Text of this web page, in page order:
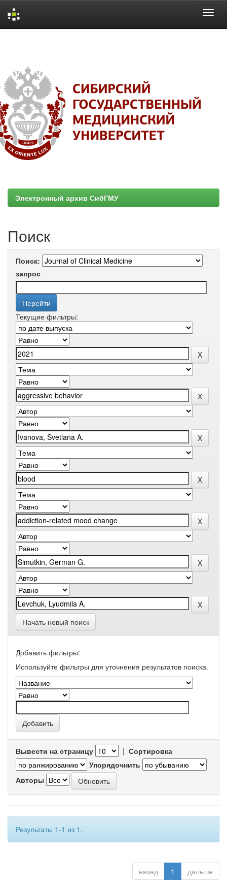
Электронный архив СибГМУ
Поиск
Поиск:
запрос
Текущие фильтры:
Начать новый поиск
Добавить фильтры:
Используйте фильтры для уточнения результатов поиска.
Вывести на страницу | Сортировка
Упорядочнить
Авторы
Результаты 1-1 из 1.
назад 1 дальше